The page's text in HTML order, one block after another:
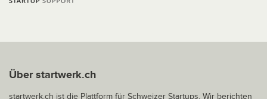
Über startwerk.ch
startwerk.ch ist die Plattform für Schweizer Startups. Wir berichten